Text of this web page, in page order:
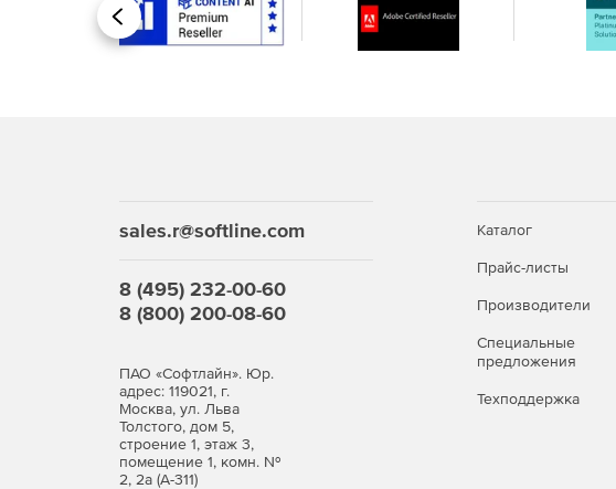
Назад
sales.r@softline.com
8 (495) 232-00-60
8 (800) 200-08-60
ПАО «Софтлайн». Юр.
адрес: 119021, г.
Москва, ул. Льва
Толстого, дом 5,
строение 1, этаж 3,
помещение 1, комн. №
2, 2а (А-311)
Каталог
Прайс-листы
Производители
Специальные
предложения
Техподдержка